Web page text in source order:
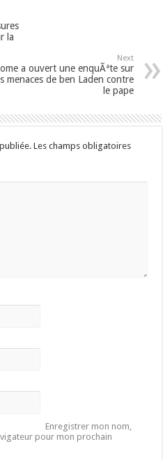
la
Next
a ouvert une enquÃªte sur
menaces de ben Laden contre
le pape
Les champs obligatoires
Enregistrer mon nom,
pour mon prochain